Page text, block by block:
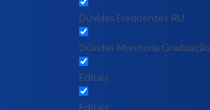
Dúvidas Frequentes RU
Dúvidas Monitoria Graduação
Editais
Editais